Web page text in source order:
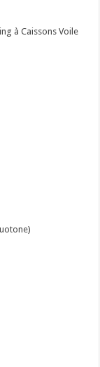
à Caissons Voile